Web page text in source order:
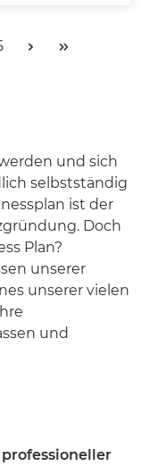
und sich
selbstständig
ist der
Doch
Plan?
unserer
unserer vielen
und